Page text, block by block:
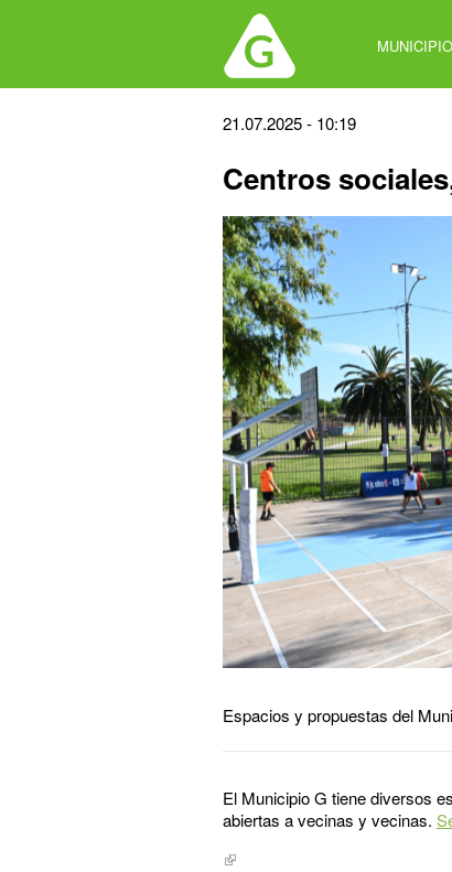
MUNICIPIO
Back
top
21.07.2025 - 10:19
Centros
Espacios y propuestas del
El Municipio G tiene diversos
abiertas a vecinas y vecinas.